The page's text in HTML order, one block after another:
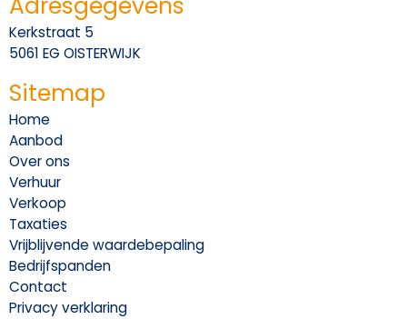
Kerkstraat 5
5061 EG OISTERWIJK
Sitemap
Home
Aanbod
Over ons
Verhuur
Verkoop
Taxaties
Vrijblijvende waardebepaling
Bedrijfspanden
Contact
Privacy verklaring